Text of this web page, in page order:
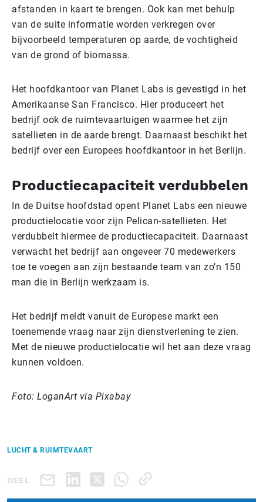
afstanden in kaart te brengen. Ook kan met behulp
van de suite informatie worden verkregen over
bijvoorbeeld temperaturen op aarde, de vochtigheid
van de grond of biomassa.
Het hoofdkantoor van Planet Labs is gevestigd in het
Amerikaanse San Francisco. Hier produceert het
bedrijf ook de ruimtevaartuigen waarmee het zijn
satellieten in de aarde brengt. Daarnaast beschikt het
bedrijf over een Europees hoofdkantoor in het Berlijn.
Productiecapaciteit verdubbelen
In de Duitse hoofdstad opent Planet Labs een nieuwe
productielocatie voor zijn Pelican-satellieten. Het
verdubbelt hiermee de productiecapaciteit. Daarnaast
verwacht het bedrijf aan ongeveer 70 medewerkers
toe te voegen aan zijn bestaande team van zo’n 150
man die in Berlijn werkzaam is.
Het bedrijf meldt vanuit de Europese markt een
toenemende vraag naar zijn dienstverlening te zien.
Met de nieuwe productielocatie wil het aan deze vraag
kunnen voldoen.
Foto: LoganArt via Pixabay
LUCHT & RUIMTEVAART
DEEL